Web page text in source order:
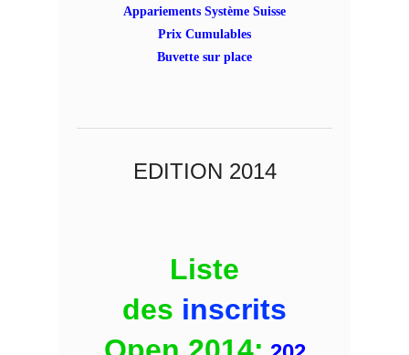
Appariements Système Suisse
Prix Cumulables
Buvette sur place
EDITION 2014
Liste
des inscrits